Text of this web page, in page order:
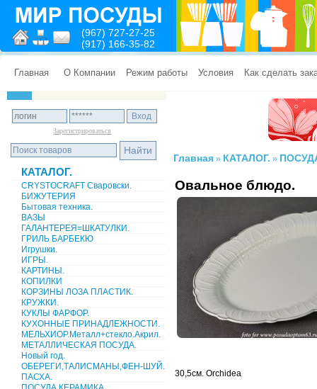
(967) 727-27-25
(917) 166-35-82
Главная О Компании Режим работы Условия Как сделать
Зарегистрироваться
КАТАЛОГ.
CRYSTOCRAFT Сваровски.
БИЖУТЕРИЯ
Бытовая техника.
ВАЗЫ
ГАЛАНТЕРЕЯ=ШКАТУЛКИ.
ГРИЛЬ БАРБЕКЮ
Игрушки.
ИГРЫ.
КАРТИНЫ.
КОПИЛКИ
КОРЗИНЫ ЛОЗА ПЛАСТИК.
КРУЖКИ.
КУКЛЫ ФАРФОР.
КУХОННЫЕ ПРИНАДЛЕЖНОСТИ.
МЕЛЬХИОР.Металл+стекло.Акрил.
МЕТАЛЛИЧЕСКАЯ ПОСУДА.
Новый год.
ОБЕРЕГИ,ТАЛИСМАНЫ,ФЕН-ШУЙ.
ПАСХА.
Главная » КАТАЛОГ. »
Овальное блюдо.
30,5см. Orchidea